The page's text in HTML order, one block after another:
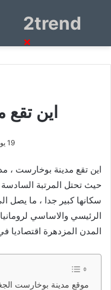
2trendبحث
اين
19 يونيو، 2021
اين تقع مدينة بوخارست ،
حيث تحتل المرتبة السادسة
سكانها كبير جدا ، ما يصل
الرئيسي والاساسي
المدن المزدهرة اقتصاديا
موقع مدينة بوخارست
×